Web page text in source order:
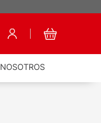
NOSOTROS